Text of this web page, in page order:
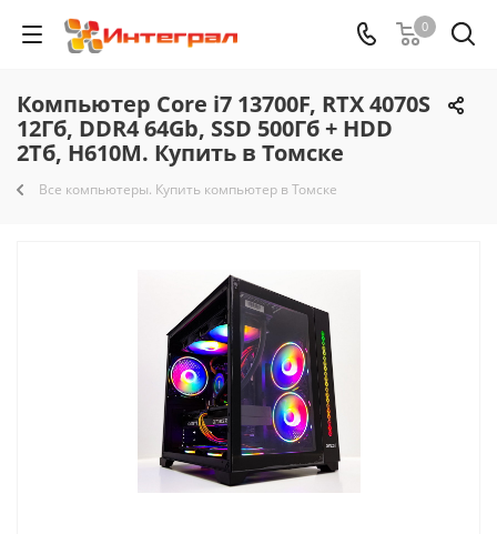
0
Компьютер Core i7 13700F, RTX 4070S
12Гб, DDR4 64Gb, SSD 500Гб + HDD
2Тб, H610M. Купить в Томске
Все компьютеры. Купить компьютер в Томске